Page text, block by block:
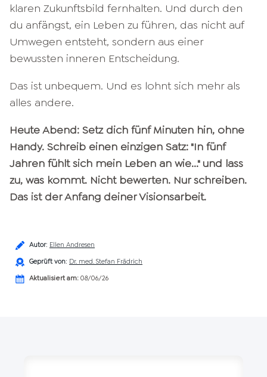
klaren Zukunftsbild fernhalten. Und durch den
du anfängst, ein Leben zu führen, das nicht auf
Umwegen entsteht, sondern aus einer
bewussten inneren Entscheidung.
Das ist unbequem. Und es lohnt sich mehr als
alles andere.
Heute Abend: Setz dich fünf Minuten hin, ohne
Handy. Schreib einen einzigen Satz: "In fünf
Jahren fühlt sich mein Leben an wie..." und lass
zu, was kommt. Nicht bewerten. Nur schreiben.
Das ist der Anfang deiner Visionsarbeit.
Autor: Ellen Andresen
Geprüft von: Dr. med. Stefan Frädrich
Aktualisiert am: 08/06/26